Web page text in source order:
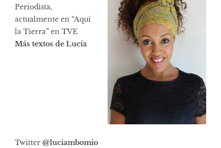
Periodista,
actualmente en “Aquí
la Tierra” en TVE
Más textos de Lucía
Twitter @luciambomio